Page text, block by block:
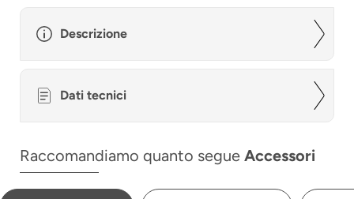
Descrizione
Dati tecnici
Raccomandiamo quanto segue Accessori